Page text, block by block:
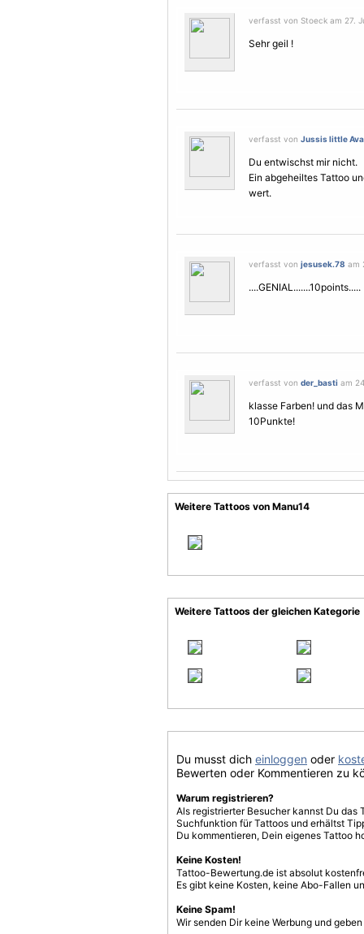
verfasst von Stoeck am 27.
Sehr geil !
verfasst von Jussis little
Du entwischst mir nicht.
Ein abgeheiltes Tattoo
wert.
verfasst von jesusek.78 am
....GENIAL.......10points.....
verfasst von der_basti am
klasse Farben! und das
10Punkte!
Weitere Tattoos von Manu14
Weitere Tattoos der gleichen Kategorie
Du musst dich einloggen oder
Bewerten oder Kommentieren zu
Warum registrieren?
Als registrierter Besucher kannst Du
Suchfunktion für Tattoos und erhältst
Du kommentieren, Dein eigenes Tattoo
Keine Kosten!
Tattoo-Bewertung.de ist absolut
Es gibt keine Kosten, keine Abo-Fallen
Keine Spam!
Wir senden Dir keine Werbung und